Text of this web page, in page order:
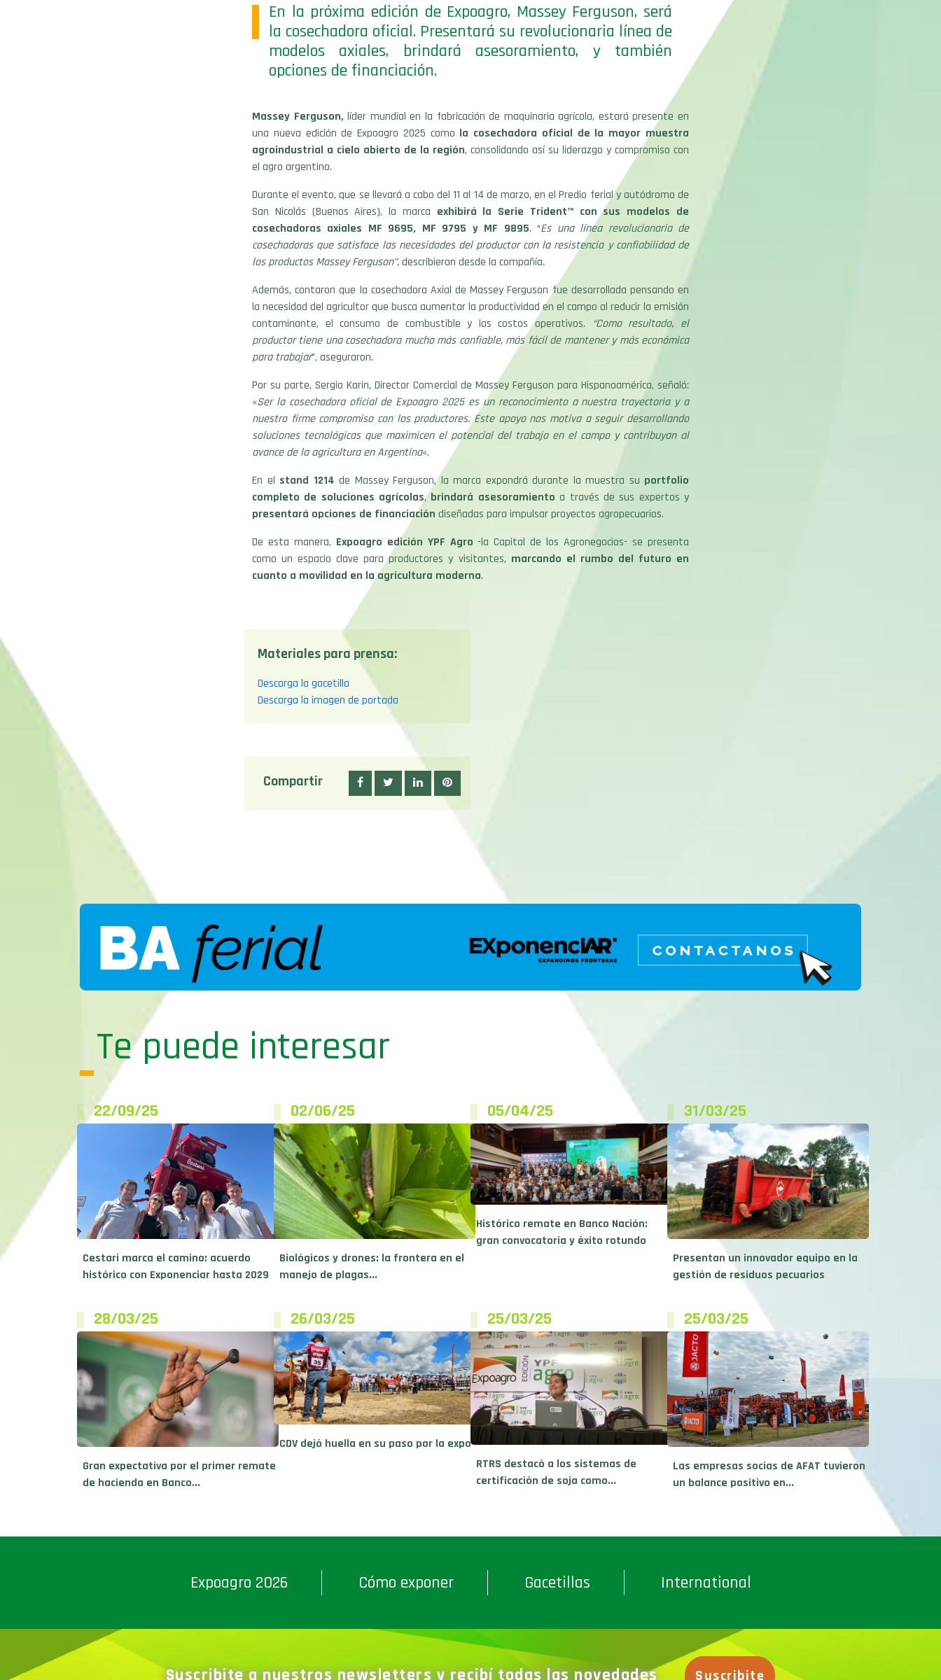
En la próxima edición de Expoagro, Massey Ferguson, será
la cosechadora oficial. Presentará su revolucionaria línea de
modelos axiales, brindará asesoramiento, y también
opciones de financiación.
Massey Ferguson, líder mundial en la fabricación de maquinaria agrícola, estará presente en
una nueva edición de Expoagro 2025 como la cosechadora oficial de la mayor muestra
agroindustrial a cielo abierto de la región, consolidando así su liderazgo y compromiso con
el agro argentino.
Durante el evento, que se llevará a cabo del 11 al 14 de marzo, en el Predio ferial y autódromo de
San Nicolás (Buenos Aires), la marca exhibirá la Serie Trident™ con sus modelos de
cosechadoras axiales MF 9695, MF 9795 y MF 9895. “Es una línea revolucionaria de
cosechadoras que satisface las necesidades del productor con la resistencia y confiabilidad de
los productos Massey Ferguson”,describieron desde la compañía.
Además, contaron que la cosechadora Axial de Massey Ferguson fue desarrollada pensando en
la necesidad del agricultor que busca aumentar la productividad en el campo al reducir la emisión
contaminante, el consumo de combustible y los costos operativos. “Como resultado, el
productor tiene una cosechadora mucho más confiable, más fácil de mantener y más económica
para trabajar”, aseguraron.
Por su parte, Sergio Karin, Director Comercial de Massey Ferguson para Hispanoamérica, señaló:
«Ser la cosechadora oficial de Expoagro 2025 es un reconocimiento a nuestra trayectoria y a
nuestro firme compromiso con los productores. Este apoyo nos motiva a seguir desarrollando
soluciones tecnológicas que maximicen el potencial del trabajo en el campo y contribuyan al
avance de la agricultura en Argentina«.
En el stand 1214 de Massey Ferguson, la marca expondrá durante la muestra su portfolio
completo de soluciones agrícolas,brindará asesoramiento a través de sus expertos y
presentará opciones de financiación diseñadas para impulsar proyectos agropecuarios.
De esta manera, Expoagro edición YPF Agro-la Capital de los Agronegocios- se presenta
como un espacio clave para productores y visitantes, marcando el rumbo del futuro en
cuanto a movilidad en la agricultura moderna.
Materiales para prensa:
Descarga la gacetilla
Descarga la imagen de portada
Compartir
Te puede interesar
22/09/25
Cestari marca el camino: acuerdo
histórico con Exponenciar hasta 2029
02/06/25
Biológicos y drones: la frontera en el
manejo de plagas...
05/04/25
Histórico remate en Banco Nación:
gran convocatoria y éxito rotundo
31/03/25
Presentan un innovador equipo en la
gestión de residuos pecuarios
28/03/25
Gran expectativa por el primer remate
de hacienda en Banco...
26/03/25
CDV dejó huella en su paso por la expo
25/03/25
RTRS destacó a los sistemas de
certificación de soja como...
25/03/25
Las empresas socias de AFAT tuvieron
un balance positivo en...
Expoagro 2026 Cómo exponer Gacetillas International
Suscribite a nuestros newsletters y recibí todas las novedades Suscribite